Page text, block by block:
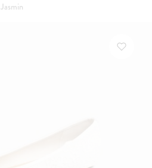
Jasmin